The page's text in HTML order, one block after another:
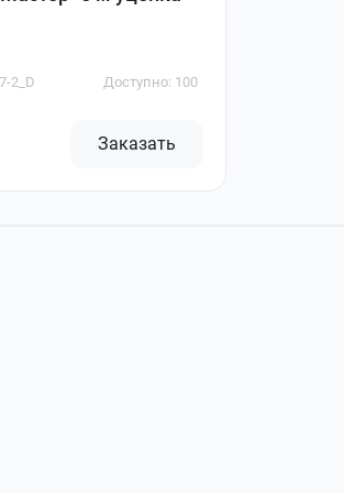
2_D Доступно: 100
Заказать